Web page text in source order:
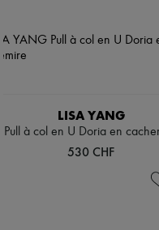
LISA YANG
Pull à col en U Doria en
530 CHF